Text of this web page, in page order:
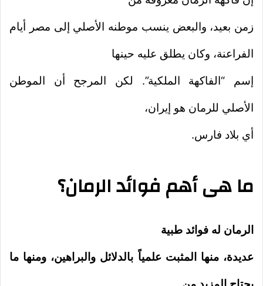
زمن بعيد، والبعض ينسب موطنه الأصلي إلى مصر أيام
الفراعنة، وكان يطلق عليه حينها
إسم “الفاكهة الملكية”. لكن المرجح أن الموطن
الأصلي للرمان هو إيران،
أي بلاد فارس.
ما هى أهم فوائد الرمان؟
الرمان له فوائد طبية
عديدة، منها المثبت علمياً بالدلائل والبراهين، ومنها ما